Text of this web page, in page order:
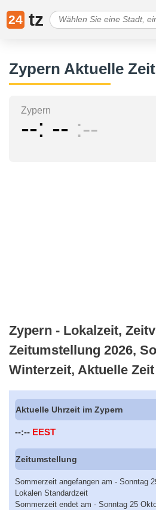
24 tz
Zypern Aktuelle Zeit
Zypern
-- -- --
Zypern - Lokalzeit,
Zeitumstellung 2026,
Winterzeit, Aktuelle Zeit
Aktuelle Uhrzeit im Zypern
--:-- EEST
Zeitumstellung
Sommerzeit angefangen am - Sonntag
Lokalen Standardzeit
Sommerzeit endet am - Sonntag 25